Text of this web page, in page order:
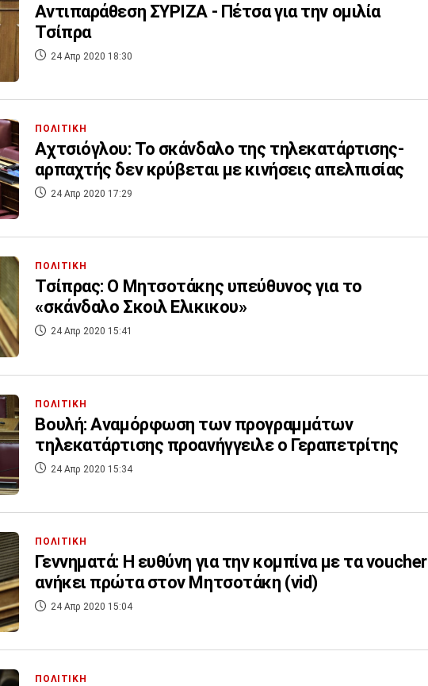
Αντιπαράθεση ΣΥΡΙΖΑ - Πέτσα για την ομιλία
Τσίπρα
24 Απρ 2020 18:30
ΠΟΛΙΤΙΚΗ
Αχτσιόγλου: Το σκάνδαλο της τηλεκατάρτισης-
αρπαχτής δεν κρύβεται με κινήσεις απελπισίας
24 Απρ 2020 17:29
ΠΟΛΙΤΙΚΗ
Τσίπρας: Ο Μητσοτάκης υπεύθυνος για το
«σκάνδαλο Σκοιλ Ελικικου»
24 Απρ 2020 15:41
ΠΟΛΙΤΙΚΗ
Βουλή: Aναμόρφωση των προγραμμάτων
τηλεκατάρτισης προανήγγειλε ο Γεραπετρίτης
24 Απρ 2020 15:34
ΠΟΛΙΤΙΚΗ
Γεννηματά: H ευθύνη για την κομπίνα με τα voucher
ανήκει πρώτα στον Μητσοτάκη (vid)
24 Απρ 2020 15:04
ΠΟΛΙΤΙΚΗ